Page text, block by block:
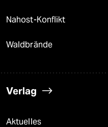
Nahost-Konflikt
Waldbrände
Verlag
Aktuelles